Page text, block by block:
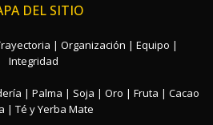
DEL SITIO
| Organización | Equipo |
Integridad
| Palma | Soja | Oro | Fruta | Cacao
| Té y Yerba Mate